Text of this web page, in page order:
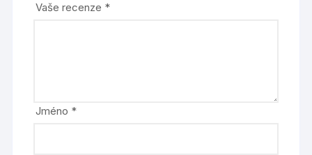
Vaše recenze *
Jméno *